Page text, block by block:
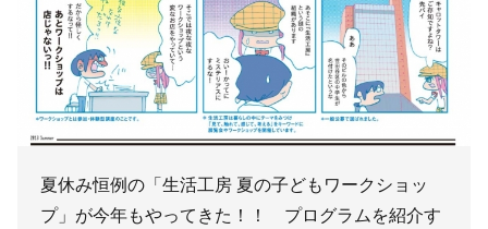
夏休み恒例の「生活工房 夏の子どもワークショッ
プ」が今年もやってきた！！ プログラムを紹介す